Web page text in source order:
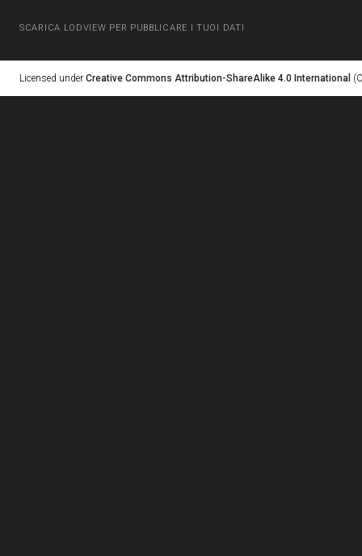
SCARICA LODVIEW PER PUBBLICARE I TUOI DATI
Licensed under Creative Commons Attribution-ShareAlike 4.0 International